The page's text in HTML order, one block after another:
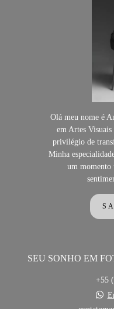
Olá meu nome é
em Artes Visuais
privilégio de
Minha
um momento
SEU SONHO EM
+55